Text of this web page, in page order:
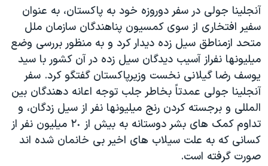
نرگس محمدی برنده جایزه نوبل صلح
همایش محافظه‌کاران آمریکا «سی‌پک»
صفحه‌های ویژه
سفر پرزیدنت ترامپ به چین
آنجلينا جولی در سفر دوروزه خود به پاکستان، به عنوان
سفیر افتخاری از سوی کمسیون پناهندگان سازمان ملل
متحد ازمناطق سیل زده دیدار کرد و به منظور بررسی وضع
ميليونها نفراز آسیب دیدگان سيل زده در آن کشور با سيد
يوسف رضا گيلانی نخست وزيرپاکستان گفتگو کرد. سفر
آنجلينا جولی عمدتاً بخاطر جلب توجه اعانه دهندگان بين
المللی و برجسته کردن رنج ميليونها نفر از سيل زدگان، و
تداوم کمک های بشر دوستانه به بيش از ٢٠ ميليون نفر از
کسانی که به علت سيلاب های اخير بی خانمان شده اند
صورت گرفته است.